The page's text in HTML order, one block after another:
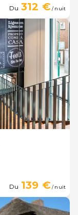
Du 312 €/ nuit
Du 139 €/ nuit